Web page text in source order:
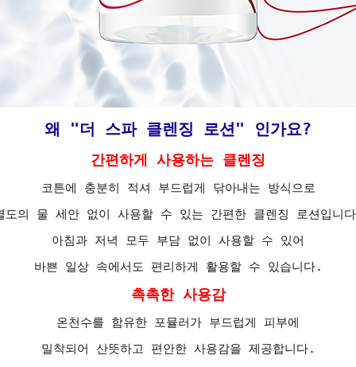
왜 "더 스파 클렌징 로션" 인가요?
간편하게 사용하는 클렌징
코튼에 충분히 적셔 부드럽게 닦아내는 방식으로
도의 물 세안 없이 사용할 수 있는 간편한 클렌징 로션입니
아침과 저녁 모두 부담 없이 사용할 수 있어
바쁜 일상 속에서도 편리하게 활용할 수 있습니다.
촉촉한 사용감
온천수를 함유한 포뮬러가 부드럽게 피부에
밀착되어 산뜻하고 편안한 사용감을 제공합니다.